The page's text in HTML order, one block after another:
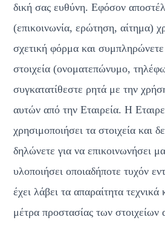
δική σας ευθύνη. Εφόσον
(επικοινωνία, ερώτηση, αίτημα)
σχετική φόρμα και
στοιχεία (ονοματεπώνυμο,
συγκατατίθεστε ρητά με την
αυτών από την Εταιρεία. Η
χρησιμοποιήσει τα στοιχεία και
δηλώνετε για να επικοινωνήσει
υλοποιήσει οποιαδήποτε τυχόν
έχει λάβει τα απαραίτητα τεχνικά
μέτρα προστασίας των